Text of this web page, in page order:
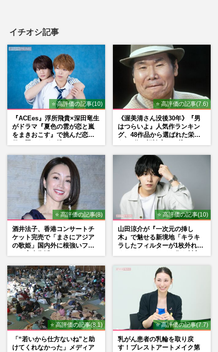
イチオシ記事
⭐ 高評価の記事(10)
『ACEes』浮所飛貴×深田竜生
がドラマ『夏色の雲が恋と嵐
をまきおこす』で挑んだ恋人
⭐ 高評価の記事(7.6)
《渥美清さん没後30年》『男
はつらいよ』人気作ランキン
グ、48作品から選ばれた栄え
⭐ 高評価の記事(8)
酒井法子、香港コンサートチ
ケット完売で「まさにアジア
の歌姫」国内外に根強いファ
⭐ 高評価の記事(10)
山田涼介が『一次元の挿し
木』で魅せる新境地「キラキ
ラしたフィルターが1枚外れて
⭐ 高評価の記事(8.1)
「“若いから仕方ないね”と助
けてくれなかった」メディア
⭐ 高評価の記事(7.7)
乳がん患者の乳輪を取り戻
す！ブレストアートメイク第